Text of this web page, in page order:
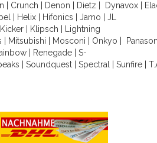
Crunch Denon Dietz Dynavox
Helix Hifonics Jamo
JL
Kicker| Klipsch
Lightning
Mitsubishi Mosconi Onkyo
| Renegade| S-
Soundquest Spectral Sunfire